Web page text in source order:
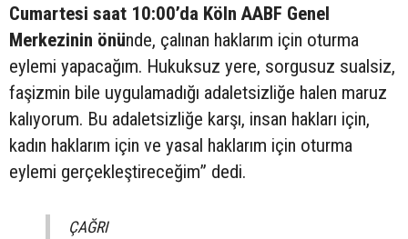
Cumartesi saat 10:00’da Köln AABF Genel
Merkezinin önünde, çalınan haklarım için oturma
eylemi yapacağım. Hukuksuz yere, sorgusuz sualsiz,
faşizmin bile uygulamadığı adaletsizliğe halen maruz
kalıyorum. Bu adaletsizliğe karşı, insan hakları için,
kadın haklarım için ve yasal haklarım için oturma
eylemi gerçekleştireceğim” dedi.
ÇAĞRI